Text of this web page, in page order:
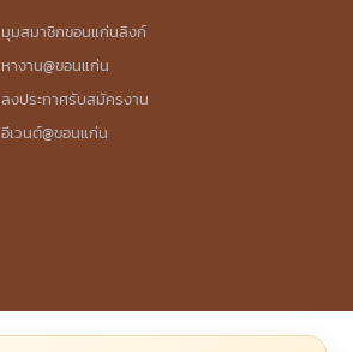
มุมสมาชิกขอนแก่นลิงก์
หางาน@ขอนแก่น
ลงประกาศรับสมัครงาน
อีเวนต์@ขอนแก่น